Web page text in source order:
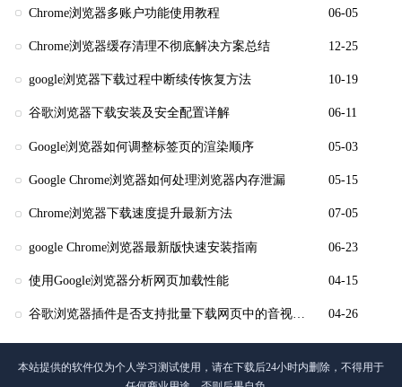
Chrome浏览器多账户功能使用教程 06-05
Chrome浏览器缓存清理不彻底解决方案总结 12-25
google浏览器下载过程中断续传恢复方法 10-19
谷歌浏览器下载安装及安全配置详解 06-11
Google浏览器如何调整标签页的渲染顺序 05-03
Google Chrome浏览器如何处理浏览器内存泄漏 05-15
Chrome浏览器下载速度提升最新方法 07-05
google Chrome浏览器最新版快速安装指南 06-23
使用Google浏览器分析网页加载性能 04-15
谷歌浏览器插件是否支持批量下载网页中的音视频文件 04-26
本站提供的软件仅为个人学习测试使用，请在下载后24小时内删除，不得用于